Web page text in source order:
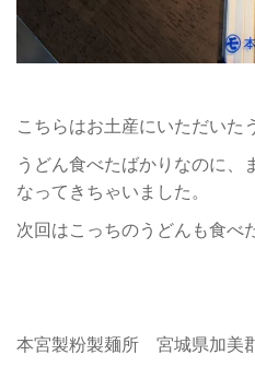
こちらはお土産にいただいた
うどん食べたばかりなのに、
なってきちゃいました。
次回はこっちのうどんも食べ
本宮製粉製麺所 宮城県加美